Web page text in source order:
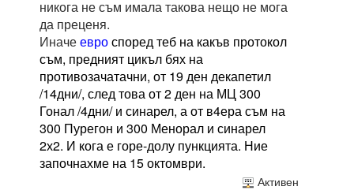
никога не съм имала такова нещо не мога
да преценя.
Иначеевроспоред теб на какъв протокол
съм, предният цикъл бях на
противозачатачни, от 19 ден декапетил
/14дни/, след това от 2 ден на МЦ 300
Гонал /4дни/ и синарел, а от в4ера съм на
300 Пурегон и 300 Менорал и синарел
2х2. И кога е горе-долу пункцията. Ние
започнахме на 15 октомври.
Активен